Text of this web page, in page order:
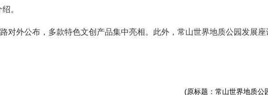
。
对外公布，多款特色文创产品集中亮相。此外，常山世界地质公园发展座
(原标题：常山世界地质公